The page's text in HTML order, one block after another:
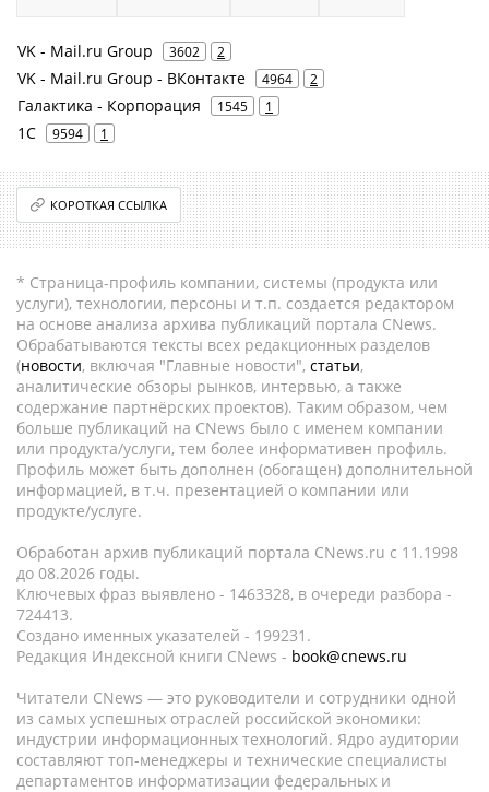
VK - Mail.ru Group 3602 2
VK - Mail.ru Group - ВКонтакте 4964 2
Галактика - Корпорация 1545 1
1С 9594 1
КОРОТКАЯ ССЫЛКА
* Страница-профиль компании, системы (продукта или
услуги), технологии, персоны и т.п. создается редактором
на основе анализа архива публикаций портала CNews.
Обрабатываются тексты всех редакционных разделов
(новости, включая "Главные новости", статьи,
аналитические обзоры рынков, интервью, а также
содержание партнёрских проектов). Таким образом, чем
больше публикаций на CNews было с именем компании
или продукта/услуги, тем более информативен профиль.
Профиль может быть дополнен (обогащен) дополнительной
информацией, в т.ч. презентацией о компании или
продукте/услуге.
Обработан архив публикаций портала CNews.ru c 11.1998
до 08.2026 годы.
Ключевых фраз выявлено - 1463328, в очереди разбора -
724413.
Создано именных указателей - 199231.
Редакция Индексной книги CNews - book@cnews.ru
Читатели CNews — это руководители и сотрудники одной
из самых успешных отраслей российской экономики:
индустрии информационных технологий. Ядро аудитории
составляют топ-менеджеры и технические специалисты
департаментов информатизации федеральных и